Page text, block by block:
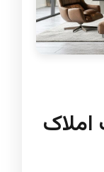
املاک